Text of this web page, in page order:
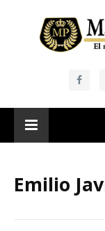
Emilio